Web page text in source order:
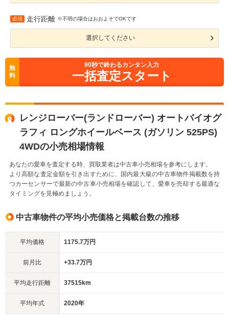
必須 走行距離 ※不明の場合はおおよそでOKです
選択してください
無
料
90秒で終わるカンタン入力
一括査定スタート
レンジローバー(ランドローバー) オートバイオグ
ラフィ ロングホイールベース (ガソリン 525PS)
4WDの小売相場情報
あなたの愛車を査定する時、買取業者は中古車小売相場を参考にします。
より高額な査定金額を引き出すために、国内最大級の中古車物件掲載数を持
つカーセンサーで最新の中古車小売相場を確認して、愛車を売却する最適な
タイミングを見極めましょう。
中古車物件の平均小売価格と掲載台数の推移
平均価格 1175.7万円
前月比 +33.7万円
平均走行距離 37515km
平均年式 2020年